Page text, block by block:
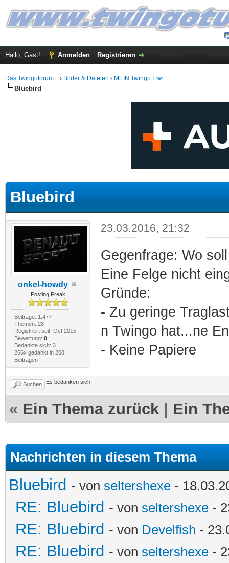
Hallo, Gast! Anmelden Registrieren
Das Twingoforum... › Bilder & Dateien › MEIN Twingo I
Bluebird
Bluebird
onkel-howdy
Posting Freak
Beiträge: 1.477
Themen: 28
Registriert seit: Oct 2015
Bewertung: 0
Bedankte sich: 3
266x gedankt in 208
Beiträgen
23.03.2016, 21:32
Gegenfrage: Wo
Eine Felge nicht
Gründe:
- Zu geringe
n Twingo hat...ne
- Keine Papiere
Suchen Es bedanken sich:
« Ein Thema zurück Ein
Nachrichten in diesem Thema
Bluebird - von seltershexe -
RE: Bluebird - von seltershexe -
RE: Bluebird - von Develfish -
RE: Bluebird - von seltershexe -